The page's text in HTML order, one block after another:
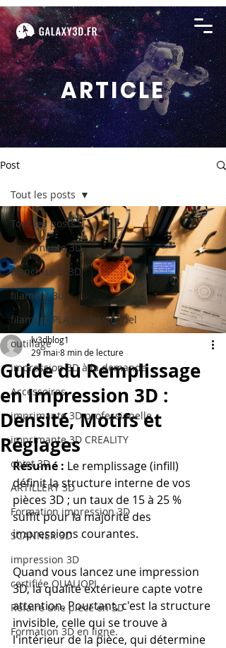
ARTICLE
Post
Tout les posts
imprimante 3D,
franchise LV3D,
filament 3d,
filament PLA professionnel
outillage
impression 3D à la demande
Accessoires
imprimante 3D professionelle
imprimante 3D CREALITY
objet 3D
ARTILLERY 3D
Formation impression 3D
SCANNER 3D
impression 3D
certifiée QUALIOPI
Refaire une piece en 3D
Formation 3D en ligne.
Tout les posts
Guide du Remplissage
en Impression 3D :
Densité, Motifs et
Réglages
lv3dblog1
29 mai 8 min de lecture
Résumé : Le remplissage (infill)
définit la structure interne de vos
pièces 3D ; un taux de 15 à 25 %
suffit pour la majorité des
impressions courantes.
Quand vous lancez une impression
3D, la qualité extérieure capte votre
attention. Pourtant, c'est la structure
invisible, celle qui se trouve à
l'intérieur de la pièce, qui détermine